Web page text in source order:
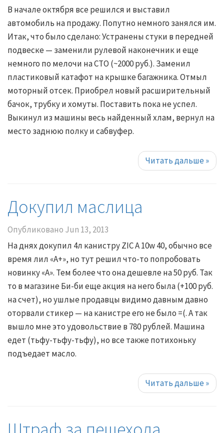
В начале октября все решился и выставил
автомобиль на продажу. Попутно немного занялся им.
Итак, что было сделано: Устранены стуки в передней
подвеске — заменили рулевой наконечник и еще
немного по мелочи на СТО (~2000 руб.). Заменил
пластиковый катафот на крышке багажника. Отмыл
моторный отсек. Приобрел новый расширительный
бачок, трубку и хомуты. Поставить пока не успел.
Выкинул из машины весь найденный хлам, вернул на
место заднюю полку и сабвуфер.
Читать дальше»
Докупил маслица
Опубликовано Jun 13, 2013
На днях докупил 4л канистру ZIC A 10w 40, обычно все
время лил «A+», но тут решил что-то попробовать
новинку «A». Тем более что она дешевле на 50 руб. Так
то в магазине Би-би еще акция на него была (+100 руб.
на счет), но ушлые продавцы видимо давным давно
оторвали стикер — на канистре его не было =(. А так
вышло мне это удовольствие в 780 рублей. Машина
едет (тьфу-тьфу-тьфу), но все также потихоньку
подъедает масло.
Читать дальше»